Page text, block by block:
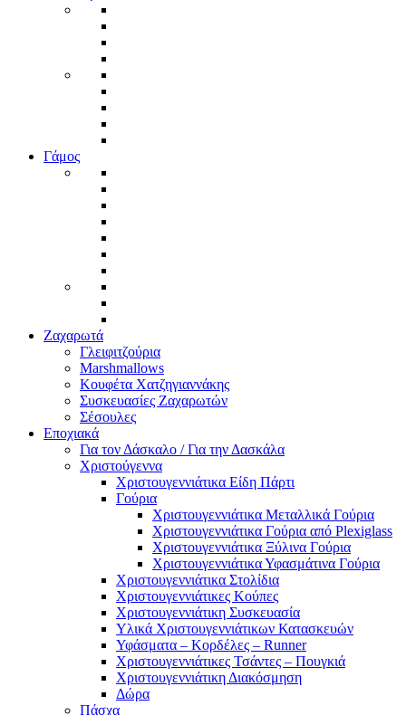
Γάμος
Ζαχαρωτά
Γλειφιτζούρια
Marshmallows
Κουφέτα Χατζηγιαννάκης
Συσκευασίες Ζαχαρωτών
Σέσουλες
Εποχιακά
Για τον Δάσκαλο / Για την Δασκάλα
Χριστούγεννα
Χριστουγεννιάτικα Είδη Πάρτι
Γούρια
Χριστουγεννιάτικα Μεταλλικά Γούρια
Χριστουγεννιάτικα Γούρια από Plexiglass
Χριστουγεννιάτικα Ξύλινα Γούρια
Χριστουγεννιάτικα Υφασμάτινα Γούρια
Χριστουγεννιάτικα Στολίδια
Χριστουγεννιάτικες Κούπες
Χριστουγεννιάτικη Συσκευασία
Υλικά Χριστουγεννιάτικων Κατασκευών
Υφάσματα – Κορδέλες – Runner
Χριστουγεννιάτικες Τσάντες – Πουγκιά
Χριστουγεννιάτικη Διακόσμηση
Δώρα
Πάσχα